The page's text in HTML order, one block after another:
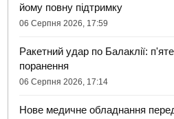
йому повну підтримку
06 Серпня 2026, 17:59
Ракетний удар по Балаклії:
поранення
06 Серпня 2026, 17:14
Нове медичне обладнання